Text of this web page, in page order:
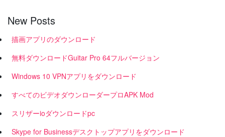
New Posts
描画アプリのダウンロード
無料ダウンロードGuitar Pro 64フルバージョン
Windows 10 VPNアプリをダウンロード
すべてのビデオダウンローダープロAPK Mod
スリザーioダウンロードpc
Skype for Businessデスクトップアプリをダウンロード